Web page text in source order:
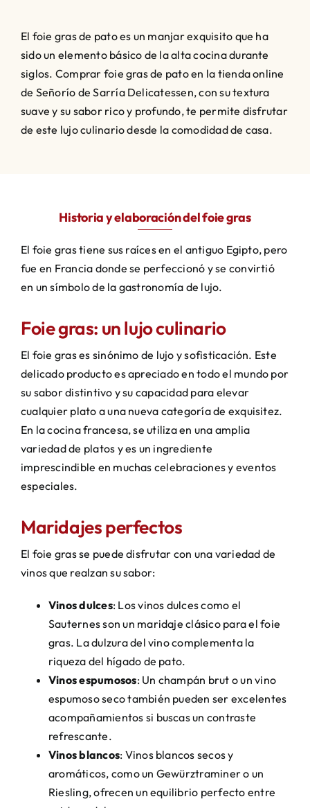
El foie gras de pato es un manjar exquisito que ha
sido un elemento básico de la alta cocina durante
siglos. Comprar foie gras de pato en la tienda online
de Señorío de Sarría Delicatessen, con su textura
suave y su sabor rico y profundo, te permite disfrutar
de este lujo culinario desde la comodidad de casa.
Historia y elaboración del foie gras
El foie gras tiene sus raíces en el antiguo Egipto, pero
fue en Francia donde se perfeccionó y se convirtió
en un símbolo de la gastronomía de lujo.
Foie gras: un lujo culinario
El foie gras es sinónimo de lujo y sofisticación. Este
delicado producto es apreciado en todo el mundo por
su sabor distintivo y su capacidad para elevar
cualquier plato a una nueva categoría de exquisitez.
En la cocina francesa, se utiliza en una amplia
variedad de platos y es un ingrediente
imprescindible en muchas celebraciones y eventos
especiales​.
Maridajes perfectos
El foie gras se puede disfrutar con una variedad de
vinos que realzan su sabor:
Vinos dulces: Los vinos dulces como el
Sauternes son un maridaje clásico para el foie
gras. La dulzura del vino complementa la
riqueza del hígado de pato.
Vinos espumosos: Un champán brut o un vino
espumoso seco también pueden ser excelentes
acompañamientos si buscas un contraste
refrescante.
Vinos blancos: Vinos blancos secos y
aromáticos, como un Gewürztraminer o un
Riesling, ofrecen un equilibrio perfecto entre